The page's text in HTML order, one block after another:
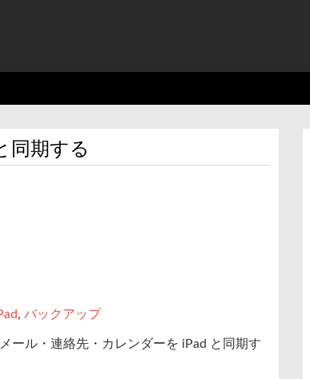
同期する
, バックアップ
ール・連絡先・カレンダーを iPad と同期す